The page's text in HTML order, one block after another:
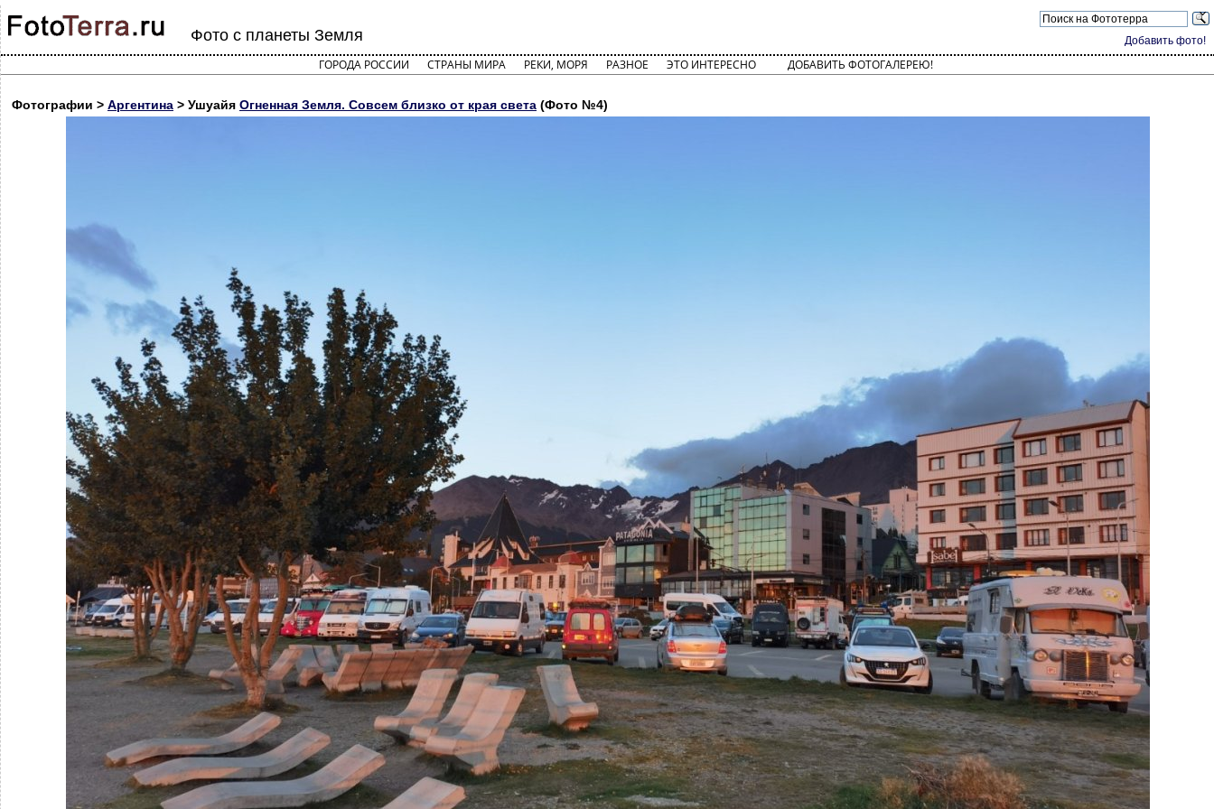
Добавить фото!
Фото с планеты Земля
ГОРОДА РОССИИ СТРАНЫ МИРА РЕКИ, МОРЯ РАЗНОЕ ЭТО ИНТЕРЕСНО ДОБАВИТЬ ФОТОГАЛЕРЕЮ!
Фотографии > Аргентина > Ушуайя Огненная Земля. Совсем близко от края света (Фото №4)